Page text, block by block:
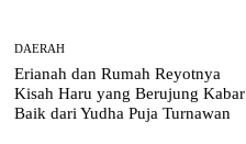
DAERAH
Erianah dan Rumah Reyotnya
Kisah Haru yang Berujung Kabar
Baik dari Yudha Puja Turnawan